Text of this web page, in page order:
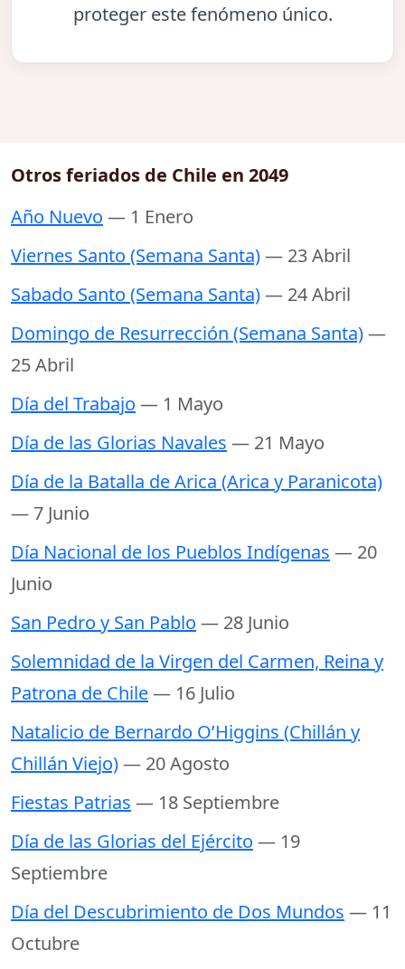
proteger este fenómeno único.
Otros feriados de Chile en 2049
Año Nuevo — 1 Enero
Viernes Santo (Semana Santa)— 23 Abril
Sabado Santo (Semana Santa)— 24 Abril
Domingo de Resurrección (Semana Santa)—
25 Abril
Día del Trabajo — 1 Mayo
Día de las Glorias Navales — 21 Mayo
Día de la Batalla de Arica (Arica y Paranicota)
— 7 Junio
Día Nacional de los Pueblos Indígenas — 20
Junio
San Pedro y San Pablo — 28 Junio
Solemnidad de la Virgen del Carmen, Reina y
Patrona de Chile— 16 Julio
Natalicio de Bernardo O’Higgins (Chillán y
Chillán Viejo)— 20 Agosto
Fiestas Patrias — 18 Septiembre
Día de las Glorias del Ejército — 19
Septiembre
Día del Descubrimiento de Dos Mundos — 11
Octubre